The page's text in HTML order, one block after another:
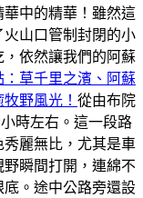
中的精華！雖然這
山口管制封閉的小
依然讓我們的阿蘇
：草千里之濱、阿蘇
野風光！ 從由布院
時左右。這一段路
麗無比，尤其是車
瞬間打開，連綿不
。途中公路旁還設